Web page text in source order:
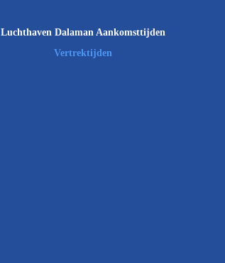
Luchthaven Dalaman Aankomsttijden
Vertrektijden